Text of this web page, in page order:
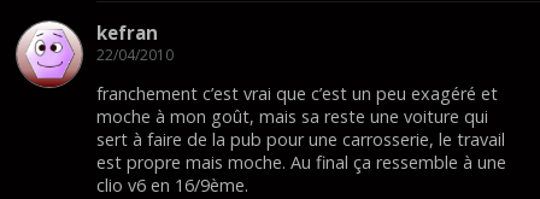
kefran
22/04/2010
franchement c’est vrai que c’est un peu exagéré et
moche à mon goût, mais sa reste une voiture qui
sert à faire de la pub pour une carrosserie, le travail
est propre mais moche. Au final ça ressemble à une
clio v6 en 16/9ème.